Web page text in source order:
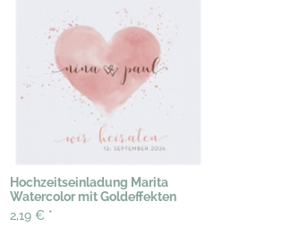
Hochzeitseinladung Marita
Watercolor mit Goldeffekten
2,19 € *